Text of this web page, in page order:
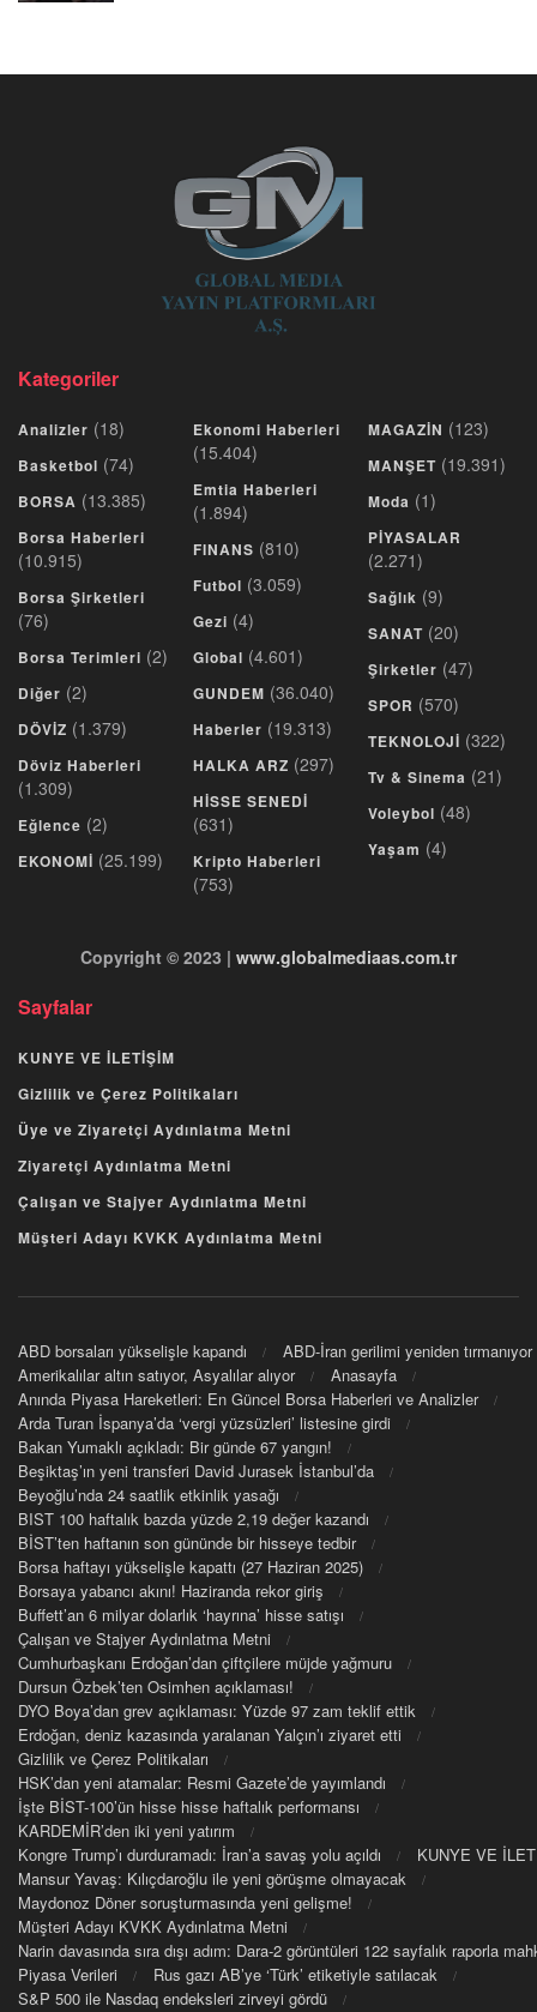
Kategoriler
Analizler (18)
Basketbol (74)
BORSA (13.385)
Borsa Haberleri
(10.915)
Borsa Şirketleri
(76)
Borsa Terimleri (2)
Diğer (2)
DÖVİZ (1.379)
Döviz Haberleri
(1.309)
Eğlence (2)
EKONOMİ (25.199)
Ekonomi Haberleri
(15.404)
Emtia Haberleri
(1.894)
FINANS (810)
Futbol (3.059)
Gezi (4)
Global (4.601)
GUNDEM (36.040)
Haberler (19.313)
HALKA ARZ (297)
HİSSE SENEDİ
(631)
Kripto Haberleri
(753)
MAGAZİN (123)
MANŞET (19.391)
Moda (1)
PİYASALAR
(2.271)
Sağlık (9)
SANAT (20)
Şirketler (47)
SPOR (570)
TEKNOLOJİ (322)
Tv & Sinema (21)
Voleybol (48)
Yaşam (4)
Copyright © 2023 | www.globalmediaas.com.tr
Sayfalar
KUNYE VE İLETİŞİM
Gizlilik ve Çerez Politikaları
Üye ve Ziyaretçi Aydınlatma Metni
Ziyaretçi Aydınlatma Metni
Çalışan ve Stajyer Aydınlatma Metni
Müşteri Adayı KVKK Aydınlatma Metni
ABD borsaları yükselişle kapandı
ABD-İran gerilimi yeniden tırmanıyor
Amerikalılar altın satıyor, Asyalılar alıyor
Anasayfa
Anında Piyasa Hareketleri: En Güncel Borsa Haberleri ve Analizler
Arda Turan İspanya’da ‘vergi yüzsüzleri’ listesine girdi
Bakan Yumaklı açıkladı: Bir günde 67 yangın!
Beşiktaş’ın yeni transferi David Jurasek İstanbul’da
Beyoğlu’nda 24 saatlik etkinlik yasağı
BIST 100 haftalık bazda yüzde 2,19 değer kazandı
BİST’ten haftanın son gününde bir hisseye tedbir
Borsa haftayı yükselişle kapattı (27 Haziran 2025)
Borsaya yabancı akını! Haziranda rekor giriş
Buffett’an 6 milyar dolarlık ‘hayrına’ hisse satışı
Çalışan ve Stajyer Aydınlatma Metni
Cumhurbaşkanı Erdoğan’dan çiftçilere müjde yağmuru
Dursun Özbek’ten Osimhen açıklaması!
DYO Boya’dan grev açıklaması: Yüzde 97 zam teklif ettik
Erdoğan, deniz kazasında yaralanan Yalçın’ı ziyaret etti
Gizlilik ve Çerez Politikaları
HSK’dan yeni atamalar: Resmi Gazete’de yayımlandı
İşte BİST-100’ün hisse hisse haftalık performansı
KARDEMİR’den iki yeni yatırım
Kongre Trump’ı durduramadı: İran’a savaş yolu açıldı
KUNYE VE
Mansur Yavaş: Kılıçdaroğlu ile yeni görüşme olmayacak
Maydonoz Döner soruşturmasında yeni gelişme!
Müşteri Adayı KVKK Aydınlatma Metni
Narin davasında sıra dışı adım: Dara-2 görüntüleri 122 sayfalık raporla
Piyasa Verileri
Rus gazı AB’ye ‘Türk’ etiketiyle satılacak
S&P 500 ile Nasdaq endeksleri zirveyi gördü